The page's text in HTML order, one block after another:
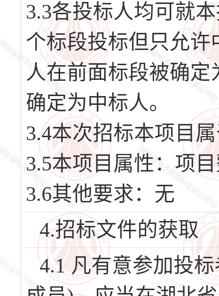
3.3各投标人均可就
个标段投标但只允
人在前面标段被确
确定为中标人。
3.4本次招标本项目
3.5本项目属性：项
3.6其他要求：无
4.招标文件的获取
4.1 凡有意参加投